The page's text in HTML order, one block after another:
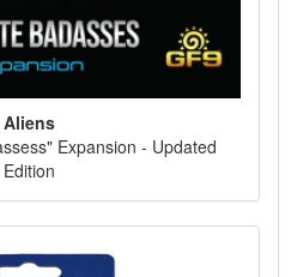
Aliens
Expansion - Updated
Edition